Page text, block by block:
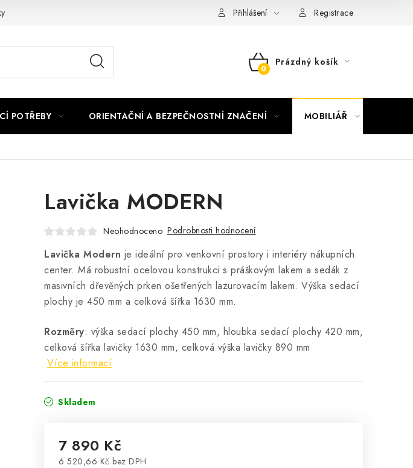
ochrany osobních údajů Nepřebraná dobírka
Přihlášení Registrace
NÁKUPNÍ
Prázdný košík
POTŘEBY ORIENTAČNÍ A BEZPEČNOSTNÍ ZNAČENÍ MOBILIÁŘ
Lavička MODERN
Neohodnoceno Podrobnosti hodnocení
Lavička Modern je ideální pro venkovní prostory i interiéry nákupních
center. Má robustní ocelovou konstrukci s práškovým lakem a sedák z
masivních dřevěných prken ošetřených lazurovacím lakem. Výška sedací
plochy je 450 mm a celková šířka 1630 mm.
Rozměry: výška sedací plochy 450 mm, hloubka sedací plochy 420 mm,
celková šířka lavičky 1630 mm, celková výška lavičky 890 mm
Více informací
Skladem
7 890 Kč
6 520,66 Kč bez DPH